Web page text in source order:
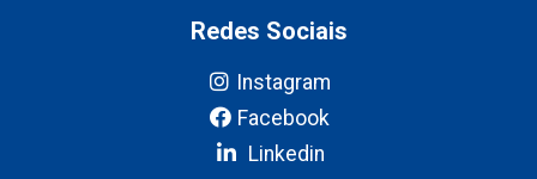
Redes Sociais
Instagram
Facebook
Linkedin